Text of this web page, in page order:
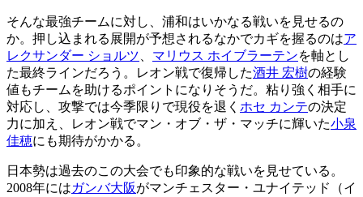
そんな最強チームに対し、浦和はいかなる戦いを見せるの
か。押し込まれる展開が予想されるなかでカギを握るのはア
レクサンダー ショルツ
マリウス ホイブラーテンを軸とし
た最終ラインだろう。レオン戦で復帰した酒井 宏樹の経験
値もチームを助けるポイントになりそうだ。粘り強く相手に
対応し、攻撃では今季限りで現役を退く ホセ カンテの決定
力に加え、レオン戦でマン・オブ・ザ・マッチに輝いた小泉
佳穂にも期待がかかる。
日本勢は過去のこの大会でも印象的な戦いを見せている。
2008年にはガンバ大阪がマンチェスター・ユナイテッド（イ